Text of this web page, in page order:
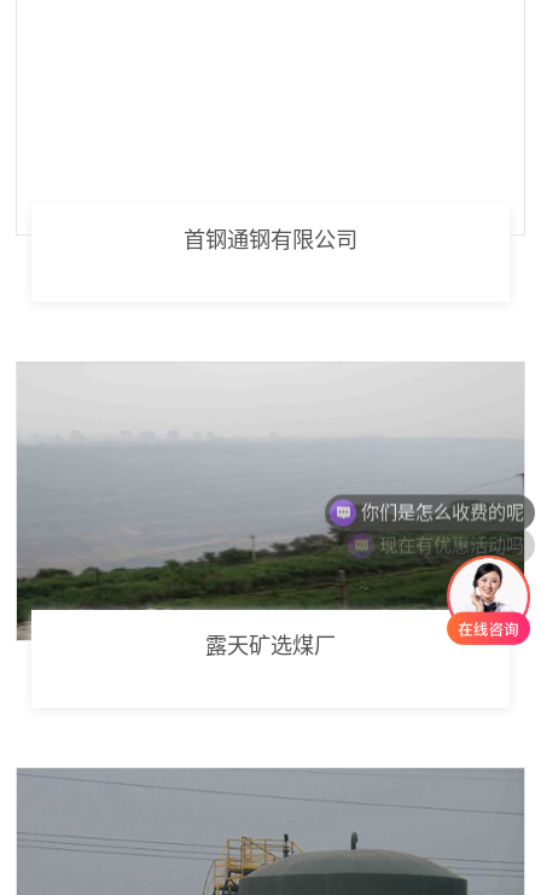
首钢通钢有限公司
露天矿选煤厂
你们是怎么收费的呢
现在有优惠活动吗